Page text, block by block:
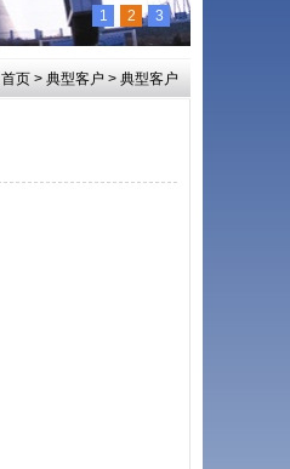
1 2 3
首页 > 典型客户 > 典型客户